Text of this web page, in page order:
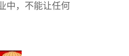
中，不能让任何